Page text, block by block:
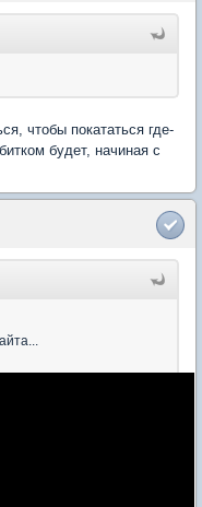
чтобы покататься где-
будет, начиная с